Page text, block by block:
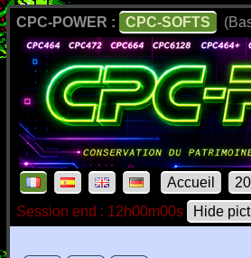
CPC-POWER : CPC-SOFTS
Accueil
Session end : 12h00m00s
Hide